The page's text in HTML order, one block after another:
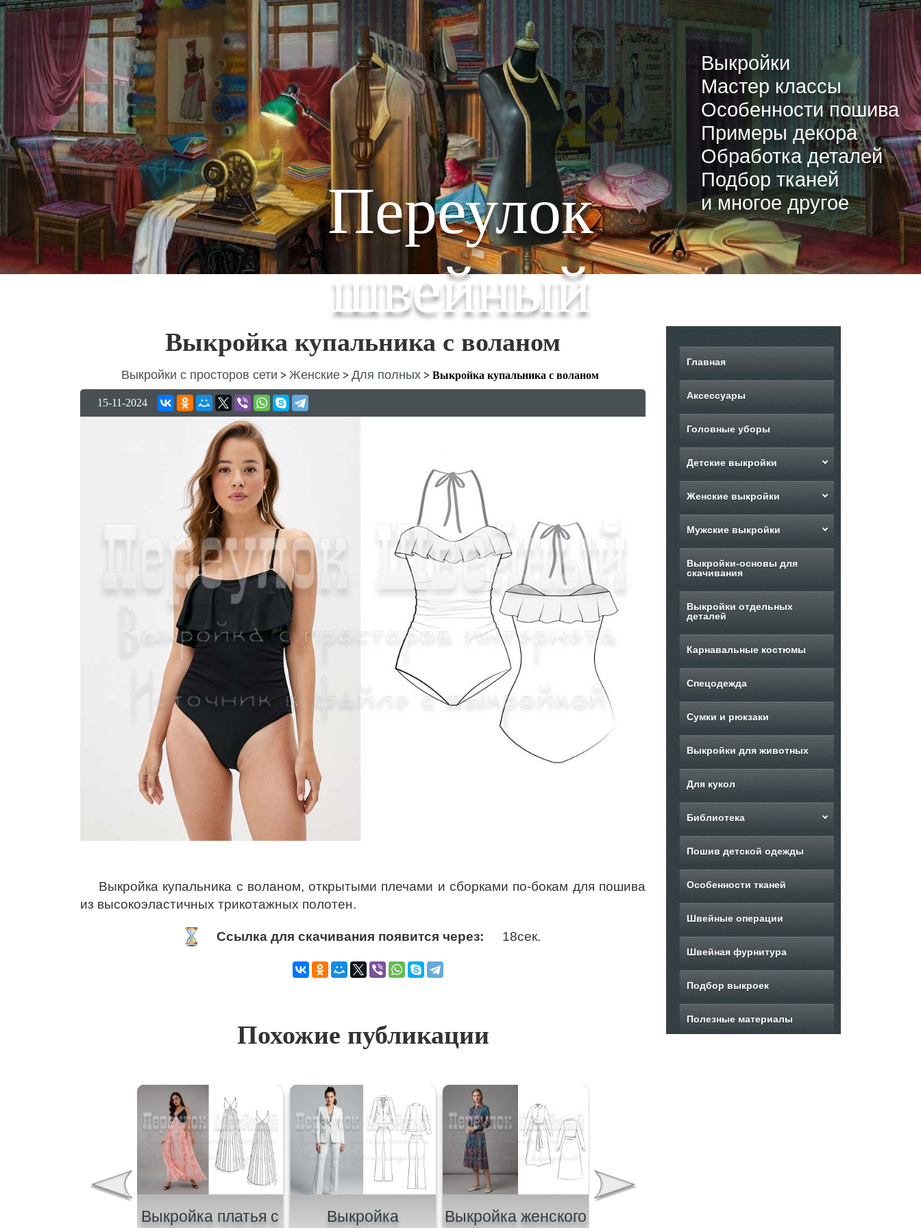
Переулок
швейный
Выкройки
Мастер классы
Особенности пошива
Примеры декора
Обработка деталей
Подбор тканей
и многое другое
Выкройка купальника с воланом
Выкройки с просторов сети > Женские > Для полных > Выкройка купальника с воланом
15-11-2024
Выкройка купальника с воланом, открытыми плечами и сборками по-бокам для пошива
из высокоэластичных трикотажных полотен.
Ссылка для скачивания появится через: 17сек.
Похожие публикации
Выкройка платья с
Выкройка
Выкройка женского
Главная
Аксессуары
Головные уборы
Детские выкройки
Женские выкройки
Мужские выкройки
Выкройки-основы для
скачивания
Выкройки отдельных
деталей
Карнавальные костюмы
Спецодежда
Сумки и рюкзаки
Выкройки для животных
Для кукол
Библиотека
Пошив детской одежды
Особенности тканей
Швейные операции
Швейная фурнитура
Подбор выкроек
Полезные материалы